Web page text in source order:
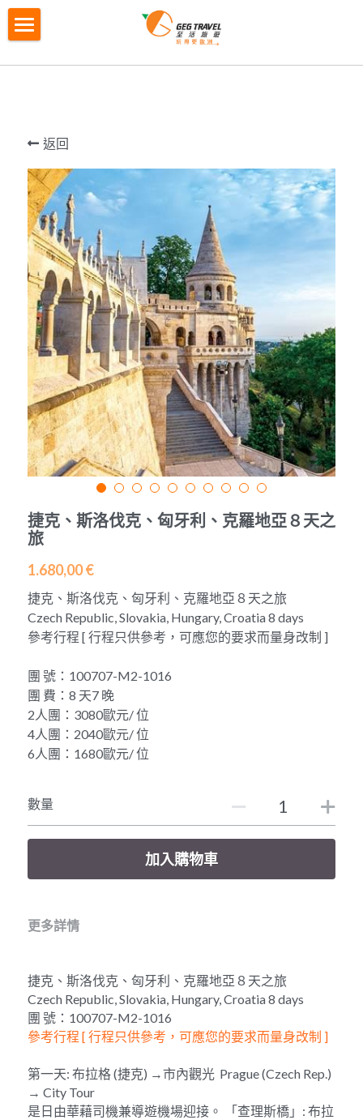
G4城市遊
歐洲循環團
循環團"玩法介紹"
循環團"常見問題"
銀線「古意盎然」7天
紅線「西歐經典」7天
綠線「南法意式」7天
藍線「璀璨東歐」7天
紫線A「英倫貴族」7天
紫線B「英倫貴族」7天
啡線「巴爾幹半島」7天
粉線「冰川峽灣」7天
Gtour自營產品
歐洲當地團
G天下 簡介 Gtour
瑞士奇景全體驗7天
南意風情8天團
埃及探秘十天遊
埃及-聖誕期/跨年10天團
摩洛哥 9天9夜
當地團系列
當地團系列 簡介
英國白崖+巴斯巨石陣+西南海岸線+科茨沃爾
德5日遊
(冬春B)英國白崖+巴斯巨石陣+西南海岸線+科
茨沃爾德5日遊
英國天空島5日
英國天空島6日遊
英國北愛爾蘭+蘇格蘭+英格蘭6天
2026冰島6日深度遊
2027(第1季度)冰島6日遊
冰島8日環島之旅
希臘7日深度遊
義大利「意猶未盡」7日
土耳其經典8日遊
美東經典6天遊
夏日特刊 2026
聯絡報名
在線報名
報名需知
聯絡我們
關於我們
發展歷史
搜索
中文
中文
English
返回
捷克、斯洛伐克、匈牙利、克羅地亞８天之
旅
1.680,00 €
捷克、斯洛伐克、匈牙利、克羅地亞８天之旅
Czech Republic, Slovakia, Hungary, Croatia 8 days
參考行程 [ 行程只供參考，可應您的要求而量身改制 ]
團 號：100707-M2-1016
團 費：8 天7 晚
2人團：3080歐元/ 位
4人團：2040歐元/ 位
6人團：1680歐元/ 位
數量
加入購物車
更多詳情
捷克、斯洛伐克、匈牙利、克羅地亞８天之旅
Czech Republic, Slovakia, Hungary, Croatia 8 days
團 號：100707-M2-1016
參考行程 [ 行程只供參考，可應您的要求而量身改制 ]
第一天: 布拉格 (捷克) →市內觀光  Prague (Czech Rep.)
→ City Tour
是日由華藉司機兼導遊機場迎接。 「查理斯橋」: 布拉
商品分類
M2迷你自主團
荷蘭出發